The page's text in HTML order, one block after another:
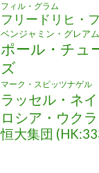
フィル・グラム
フリードリヒ・
ベンジャミン・グレアム
ポール・チュ
ズ
マーク・スピッツナゲル
ラッセル・ネ
ロシア・ウク
恒大集団